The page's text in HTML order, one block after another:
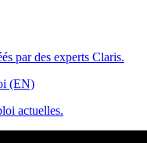
par des experts Claris.
(EN)
actuelles.